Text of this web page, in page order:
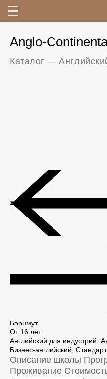
Anglo-
Каталог —
Борнмут
От 16 лет
Английский для индустрий,
Бизнес-английский,
Описание школы
Проживание